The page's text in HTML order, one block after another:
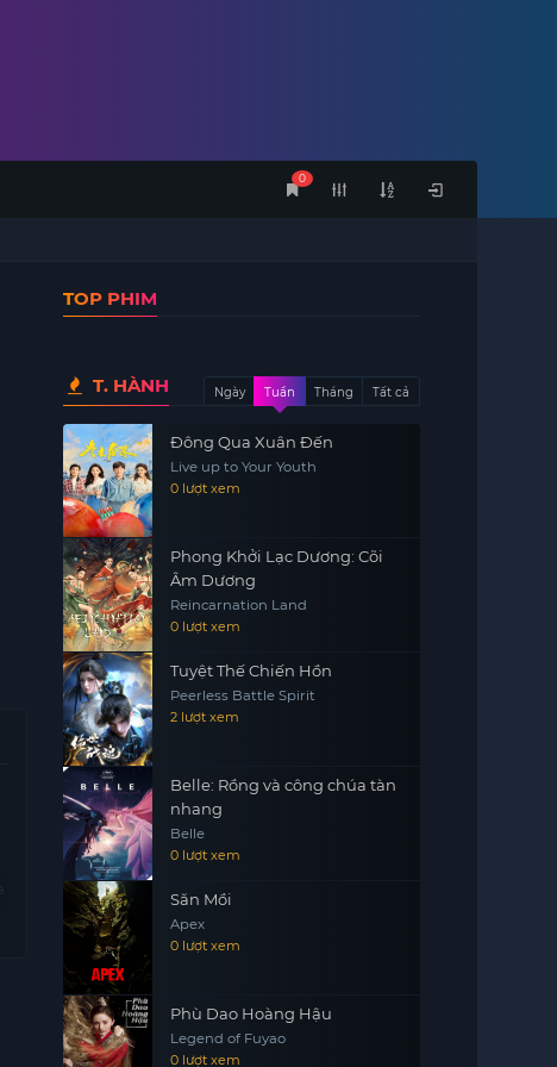
0
TOP PHIM
T. HÀNH Ngày Tuần Tháng Tất cả
Đông Qua Xuân Đến
Live up to Your Youth
0 lượt xem
Phong Khởi Lạc Dương: Cõi
Âm Dương
Reincarnation Land
0 lượt xem
Tuyệt Thế Chiến Hồn
Peerless Battle Spirit
2 lượt xem
Belle: Rồng và công chúa tàn
nhang
Belle
0 lượt xem
Săn Mồi
Apex
0 lượt xem
Phù Dao Hoàng Hậu
Legend of Fuyao
0 lượt xem